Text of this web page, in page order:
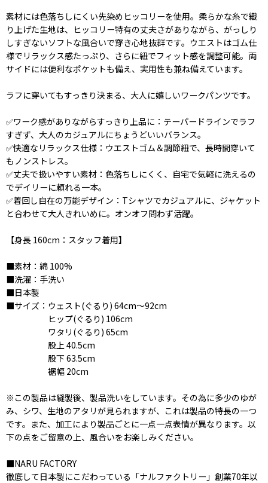
素材には色落ちしにくい先染めヒッコリーを使用。柔らかな糸で織
り上げた生地は、ヒッコリー特有の丈夫さがありながら、がっしり
しすぎないソフトな風合いで穿き心地抜群です。ウエストはゴム仕
様でリラックス感たっぷり、さらに紐でフィット感を調整可能。両
サイドには便利なポケットも備え、実用性も兼ね備えています。
ラフに穿いてもすっきり決まる、大人に嬉しいワークパンツです。
✅ワーク感がありながらすっきり上品に：テーパードラインでラフ
すぎず、大人のカジュアルにちょうどいいバランス。
✅快適なリラックス仕様：ウエストゴム＆調節紐で、長時間穿いて
もノンストレス。
✅丈夫で扱いやすい素材：色落ちしにくく、自宅で気軽に洗えるの
でデイリーに頼れる一本。
✅着回し自在の万能デザイン：Tシャツでカジュアルに、ジャケット
と合わせて大人きれいめに。オンオフ問わず活躍。
【身長 160cm：スタッフ着用】
■素材：綿 100%
■洗濯：手洗い
■日本製
■サイズ：ウェスト(ぐるり) 64cm〜92cm
ヒップ(ぐるり) 106cm
ワタリ(ぐるり) 65cm
股上 40.5cm
股下 63.5cm
裾幅 20cm
※この製品は縫製後、製品洗いをしています。その為に多少のゆが
み、シワ、生地のアタリが見られますが、これは製品の特長の一つ
です。また、加工により製品ごとに一点一点表情が異なります。以
下の点をご留意の上、風合いをお楽しみください。
■NARU FACTORY
徹底して日本製にこだわっている「ナルファクトリー」創業70年以